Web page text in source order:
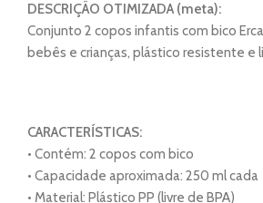
DESCRIÇÃO OTIMIZADA (meta):
Conjunto 2 copos infantis com bico
bebês e crianças, plástico resistente e
CARACTERÍSTICAS:
• Contém: 2 copos com bico
• Capacidade aproximada: 250 ml cada
• Material: Plástico PP (livre de BPA)